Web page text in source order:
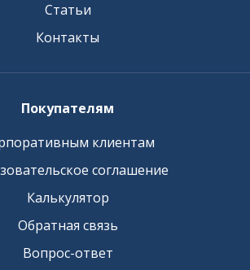
Статьи
Контакты
Покупателям
клиентам
соглашение
Калькулятор
Обратная связь
Вопрос-ответ